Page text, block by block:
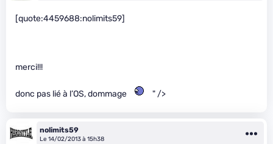
[quote:4459688:nolimits59]
merci!!!
donc pas lié à l’OS, dommage " />
nolimits59
Le 14/02/2013 à 15h38